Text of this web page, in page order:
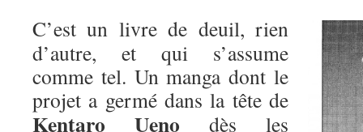
C’est un livre de deuil, rien
d’autre, et qui s’assume
comme tel. Un manga dont le
projet a germé dans la tête de
Kentaro Ueno dès les